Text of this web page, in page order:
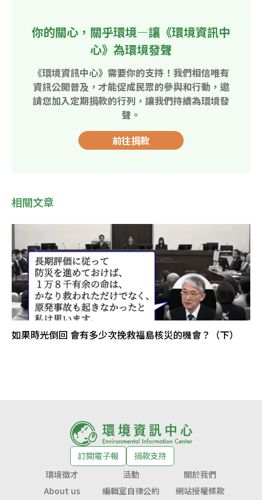
你的關心，關乎環境—讓《環境資訊中
心》為環境發聲
《環境資訊中心》需要你的支持！我們相信唯有
資訊公開普及，才能促成民眾的參與和行動，邀
請您加入定期捐款的行列，讓我們持續為環境發
聲。
前往捐款
相關文章
如果時光倒回 會有多少次挽救福島核災的機會？（下）
訂閱電子報
捐款支持
環境徵才
活動
關於我們
About us
編輯室自律公約 網站授權條款